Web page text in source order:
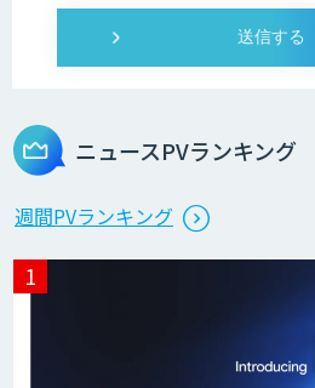
ニュースPVランキング
週間PVランキング